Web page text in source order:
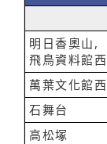
明日香奧山,
飛鳥資料館西
萬葉文化館
石舞台
高松塚